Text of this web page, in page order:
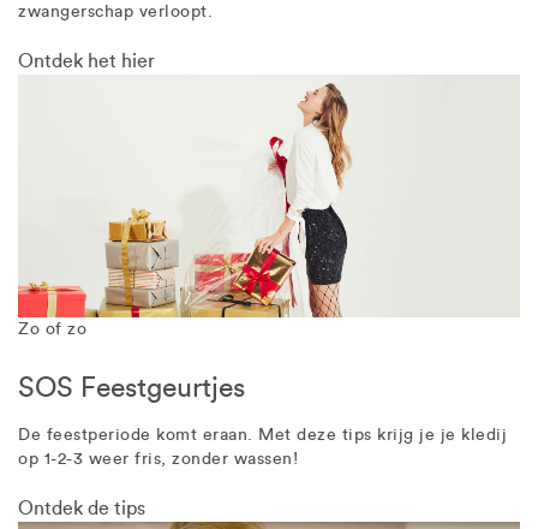
zwangerschap verloopt.
Ontdek het hier
Zo of zo
SOS Feestgeurtjes
De feestperiode komt eraan. Met deze tips krijg je je kledij
op 1-2-3 weer fris, zonder wassen!
Ontdek de tips